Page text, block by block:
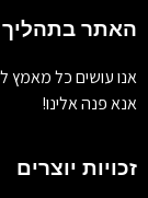
האתר בתהליך
אנו עושים כל מאמץ
אנא פנה אלינו!
זכויות יוצרים